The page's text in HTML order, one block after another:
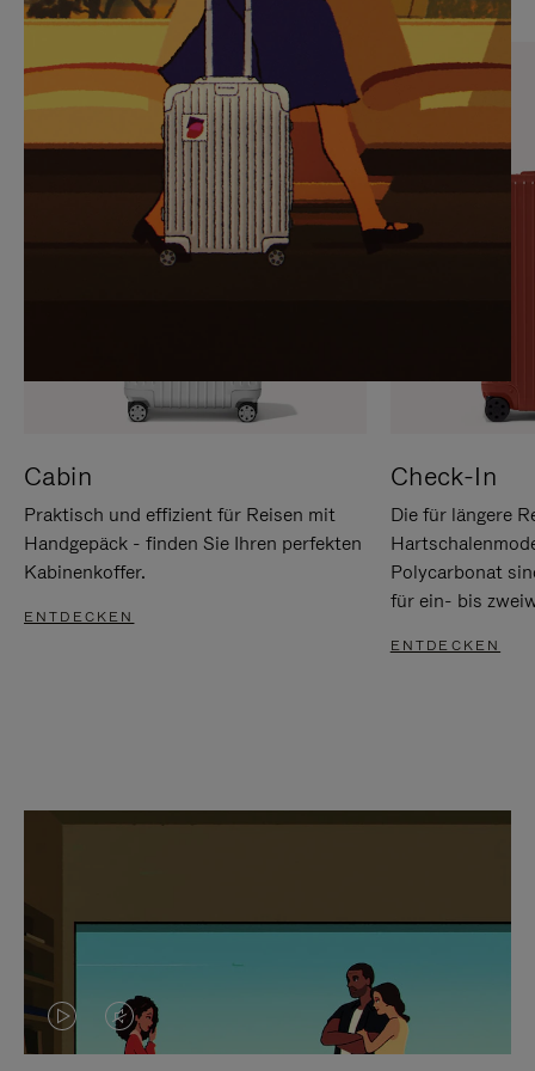
SIE,
UM
ANZUHALTEN
AUFHEBEN
DER
STUMMSCHALTUNG
Cabin
Praktisch und effizient für Reisen mit
Handgepäck - finden Sie Ihren perfekten
Kabinenkoffer.
ENTDECKEN
Check-In
Die für längere
Polycarbonat
für ein- bis
ENTDECKEN
DASVIDEO